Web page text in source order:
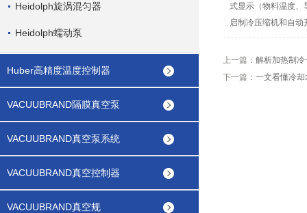
Heidolph旋涡混匀器
Heidolph蠕动泵
Huber高精度温度控制器
VACUUBRAND隔膜真空泵
VACUUBRAND真空泵系统
VACUUBRAND真空控制器
VACUUBRAND真空规
式显示（物料温度、
启制冷压缩机和自
上一篇： 解析加热制
下一篇： 一文看懂冷